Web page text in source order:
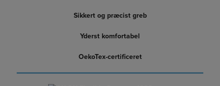
Sikkert og præcist greb
Yderst komfortabel
OekoTex-certificeret